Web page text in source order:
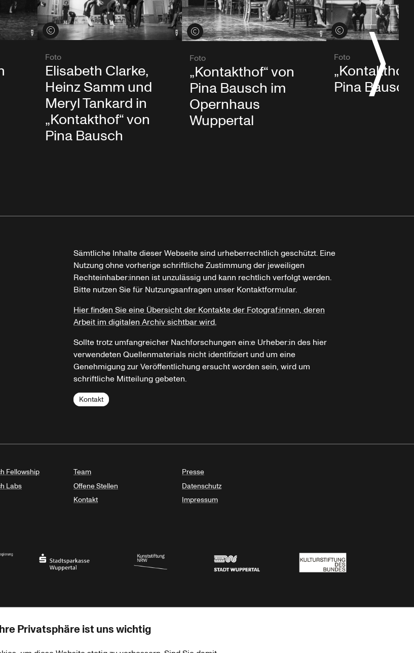
Credits öffnen
Foto
Elisabeth Clarke,
Heinz Samm und
Meryl Tankard in
„Kontakthof“ von
Pina Bausch
Credits öffnen
Foto
„Kontakthof“ von
Pina Bausch im
Opernhaus
Wuppertal
Credits öffnen
Foto
Pina Bausch
Sämtliche Inhalte dieser Webseite sind urheberrechtlich geschützt. Eine
Nutzung ohne vorherige schriftliche Zustimmung der jeweiligen
Rechteinhaber:innen ist unzulässig und kann rechtlich verfolgt werden.
Bitte nutzen Sie für Nutzungsanfragen unser Kontaktformular.
Hier finden Sie eine Übersicht der Kontakte der Fotograf:innen, deren
Arbeit im digitalen Archiv sichtbar wird.
Sollte trotz umfangreicher Nachforschungen ein:e Urheber:in des hier
verwendeten Quellenmaterials nicht identifiziert und um eine
Genehmigung zur Veröffentlichung ersucht worden sein, wird um
schriftliche Mitteilung gebeten.
Kontakt
Fellowship
Labs
Team
Offene Stellen
Kontakt
Presse
Datenschutz
Impressum
Haus der Kulturen der Welt Goethe-Institut
Privatsphäre ist uns wichtig